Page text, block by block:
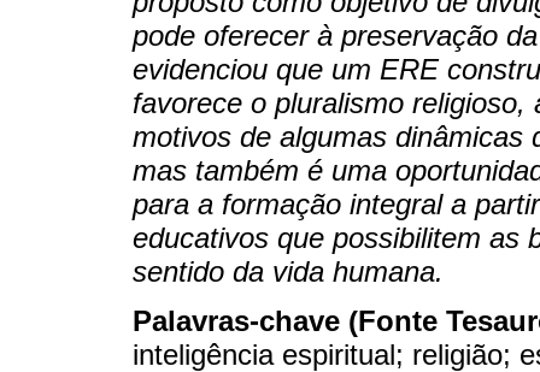
pode oferecer à preservação
evidenciou que um ERE
favorece o pluralismo
motivos de algumas dinâmicas
mas também é uma
para a formação integral a
educativos que possibilitem as
sentido da vida humana.
Palavras-chave (Fonte
inteligência espiritual; religião;